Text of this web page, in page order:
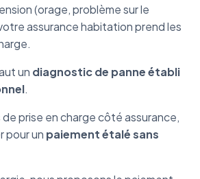
(orage, problème sur le
assurance habitation prend les
un diagnostic de panne établi
.
de prise en charge côté assurance,
pour un paiement étalé sans